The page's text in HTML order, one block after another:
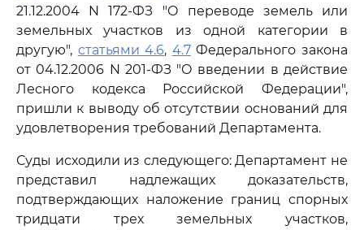
21.12.2004 N 172-ФЗ "О переводе земель или
земельных участков из одной категории в
другую", статьями 4.6, 4.7Федерального закона
от 04.12.2006 N 201-ФЗ "О введении в действие
Лесного кодекса Российской Федерации",
пришли к выводу об отсутствии оснований для
удовлетворения требований Департамента.
Суды исходили из следующего: Департамент не
представил надлежащих доказательств,
подтверждающих наложение границ спорных
тридцати трех земельных участков,